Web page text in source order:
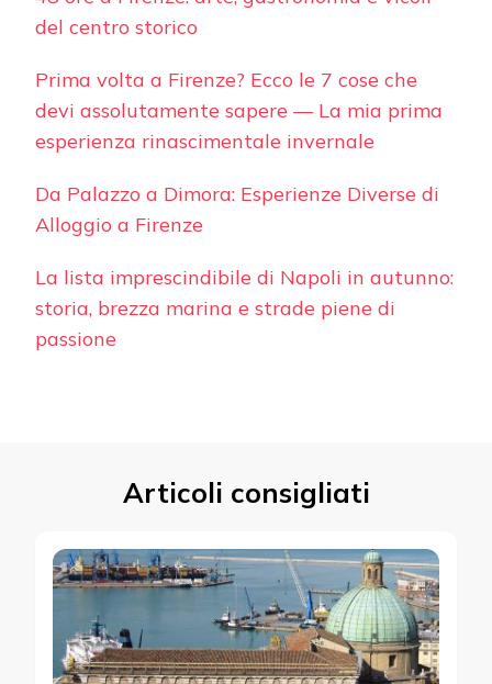
del centro storico
Prima volta a Firenze? Ecco le 7 cose che
devi assolutamente sapere — La mia prima
esperienza rinascimentale invernale
Da Palazzo a Dimora: Esperienze Diverse di
Alloggio a Firenze
La lista imprescindibile di Napoli in autunno:
storia, brezza marina e strade piene di
passione
Articoli consigliati